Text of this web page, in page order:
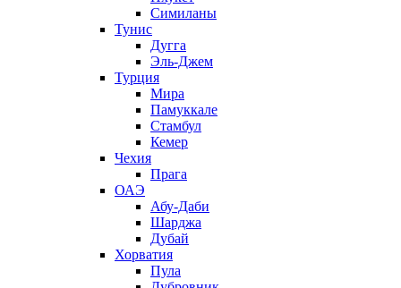
Симиланы
Тунис
Дугга
Эль-Джем
Турция
Мира
Памуккале
Стамбул
Кемер
Чехия
Прага
ОАЭ
Абу-Даби
Шарджа
Дубай
Хорватия
Пула